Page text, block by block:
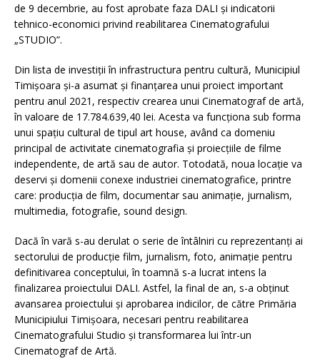
de 9 decembrie, au fost aprobate faza DALI și indicatorii
tehnico-economici privind reabilitarea Cinematografului
„STUDIO”.
Din lista de investiții în infrastructura pentru cultură, Municipiul
Timișoara și-a asumat și finanțarea unui proiect important
pentru anul 2021, respectiv crearea unui Cinematograf de artă,
în valoare de 17.784.639,40 lei. Acesta va funcționa sub forma
unui spațiu cultural de tipul art house, având ca domeniu
principal de activitate cinematografia și proiecțiile de filme
independente, de artă sau de autor. Totodată, noua locație va
deservi și domenii conexe industriei cinematografice, printre
care: producția de film, documentar sau animație, jurnalism,
multimedia, fotografie, sound design.
Dacă în vară s-au derulat o serie de întâlniri cu reprezentanți ai
sectorului de producție film, jurnalism, foto, animație pentru
definitivarea conceptului, în toamnă s-a lucrat intens la
finalizarea proiectului DALI. Astfel, la final de an, s-a obținut
avansarea proiectului și aprobarea indicilor, de către Primăria
Municipiului Timișoara, necesari pentru reabilitarea
Cinematografului Studio și transformarea lui într-un
Cinematograf de Artă.